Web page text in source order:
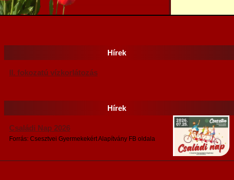
Hírek
II. fokozatú vízkorlátozás
Hírek
Családi Nap 2026
Forrás: Csesztvei Gyermekekért Alapítvány FB oldala